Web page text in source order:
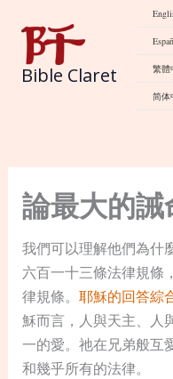
content
Bible Claret 繁體
简体
論最大的誡
我們可以理解他們為什
六百一十三條法律規條
律規條。 耶穌的回答綜
穌而言，人與天主、人
一的愛。祂在兄弟般互
和幾乎所有的法律。